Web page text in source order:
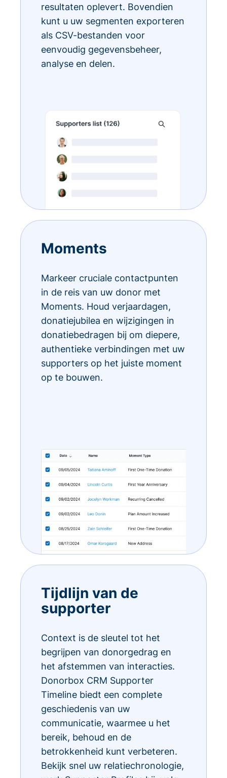
resultaten oplevert. Bovendien
kunt u uw segmenten exporteren
als CSV-bestanden voor
eenvoudig gegevensbeheer,
analyse en delen.
Moments
Markeer cruciale contactpunten
in de reis van uw donor met
Moments. Houd verjaardagen,
donatiejubilea en wijzigingen in
donatiebedragen bij om diepere,
authentieke verbindingen met uw
supporters op het juiste moment
op te bouwen.
Tijdlijn van de
supporter
Context is de sleutel tot het
begrijpen van donorgedrag en
het afstemmen van interacties.
Donorbox CRM Supporter
Timeline biedt een complete
geschiedenis van uw
communicatie, waarmee u het
bereik, behoud en de
betrokkenheid kunt verbeteren.
Bekijk snel uw relatiechronologie,